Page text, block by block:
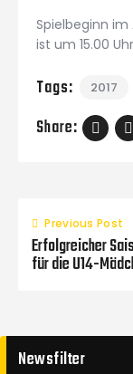
Spielbeginn
ist um 15.00
Tags: 2017
Share:
Previous Post
Erfolgreicher
für die U14-
Newsfilter